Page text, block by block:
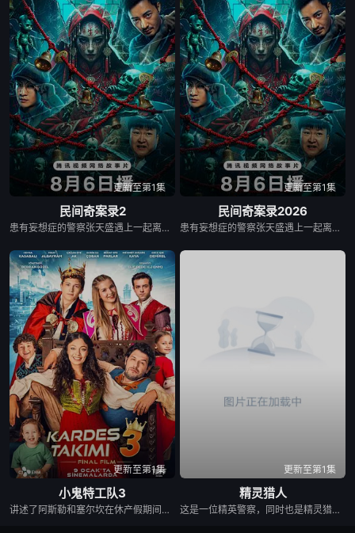
更新至第1集
民间奇案录2
患有妄想症的警察张天盛遇上一起离奇的神像杀人事件，勘案过程中，牵引出“婴胎报仇”，“娘娘索命”等一连串妖异事件，张天盛虽被种种诡怪幻象阻碍，却坚信这是藏在迷信后的人为诡计，勇于向封建传统宣战，敢于破除流传已久的迷信糟粕，最终，在战胜妄想症的同时，成功还原真相，伸张正义。
更新至第1集
民间奇案录2026
患有妄想症的警察张天盛遇上一起离奇的神像杀人事件，勘案过程中，牵引出“婴胎报仇”，“娘娘索命”等一连串妖异事件，张天盛虽被种种诡怪幻象阻碍，却坚信这是藏在迷信后的人为诡计，勇于向封建传统宣战，敢于破除流传已久的迷信糟粕，最终，在战胜妄想症的同时，成功还原真相，伸张正义。
更新至第1集
小鬼特工队3
讲述了阿斯勒和塞尔坎在休产假期间接到紧急电话，被迫穿越时空，带着孩子们踏上迄今为止最具挑战性的任务。
更新至第1集
精灵猎人
这是一位精英警察，同时也是精灵猎手。在调查一系列血腥谋杀案的过程中，他面临着来自超自然界的威胁。为了维护两个世界的平衡，他必须与精灵之王展开一场激烈的战斗。